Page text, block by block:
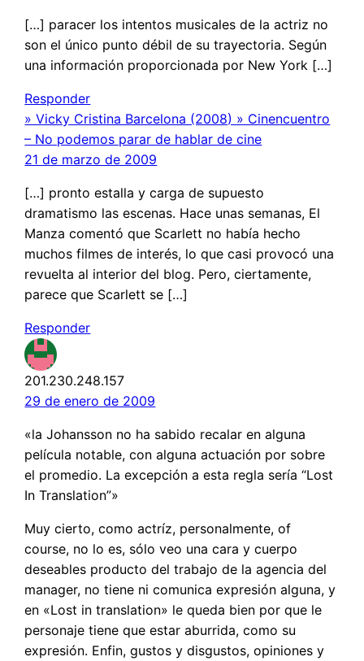
[…] paracer los intentos musicales de la actriz no
son el único punto débil de su trayectoria. Según
una información proporcionada por New York […]
Responder
» Vicky Cristina Barcelona (2008) » Cinencuentro
– No podemos parar de hablar de cine
21 de marzo de 2009
[…] pronto estalla y carga de supuesto
dramatismo las escenas. Hace unas semanas, El
Manza comentó que Scarlett no había hecho
muchos filmes de interés, lo que casi provocó una
revuelta al interior del blog. Pero, ciertamente,
parece que Scarlett se […]
Responder
201.230.248.157
29 de enero de 2009
«la Johansson no ha sabido recalar en alguna
película notable, con alguna actuación por sobre
el promedio. La excepción a esta regla sería “Lost
In Translation”»
Muy cierto, como actríz, personalmente, of
course, no lo es, sólo veo una cara y cuerpo
deseables producto del trabajo de la agencia del
manager, no tiene ni comunica expresión alguna, y
en «Lost in translation» le queda bien por que le
personaje tiene que estar aburrida, como su
expresión. Enfin, gustos y disgustos, opiniones y